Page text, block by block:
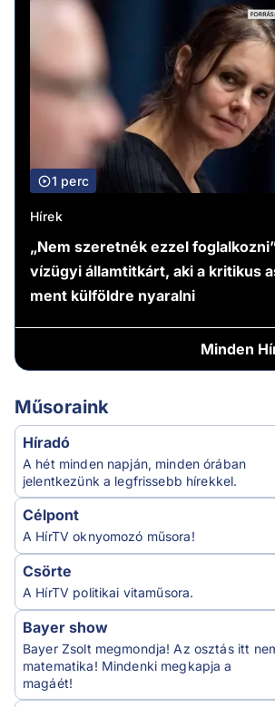
1 perc
Hírek
„Nem szeretnék ezzel
vízügyi államtitkárt, aki a kritikus
ment külföldre nyaralni
Minden
Műsoraink
Híradó
A hét minden napján, minden órában
jelentkezünk a legfrissebb hírekkel.
Célpont
A HírTV oknyomozó műsora!
Csörte
A HírTV politikai vitaműsora.
Bayer show
Bayer Zsolt megmondja! Az osztás itt
matematika! Mindenki megkapja a
magáét!